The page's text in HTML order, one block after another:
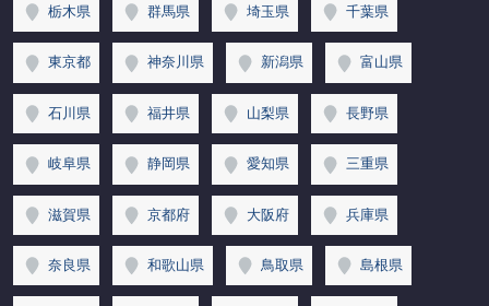
栃木県 群馬県 埼玉県 千葉県
東京都 神奈川県 新潟県 富山県
石川県 福井県 山梨県 長野県
岐阜県 静岡県 愛知県 三重県
滋賀県 京都府 大阪府 兵庫県
奈良県 和歌山県 鳥取県 島根県